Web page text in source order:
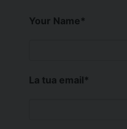
Your Name*
La tua email*